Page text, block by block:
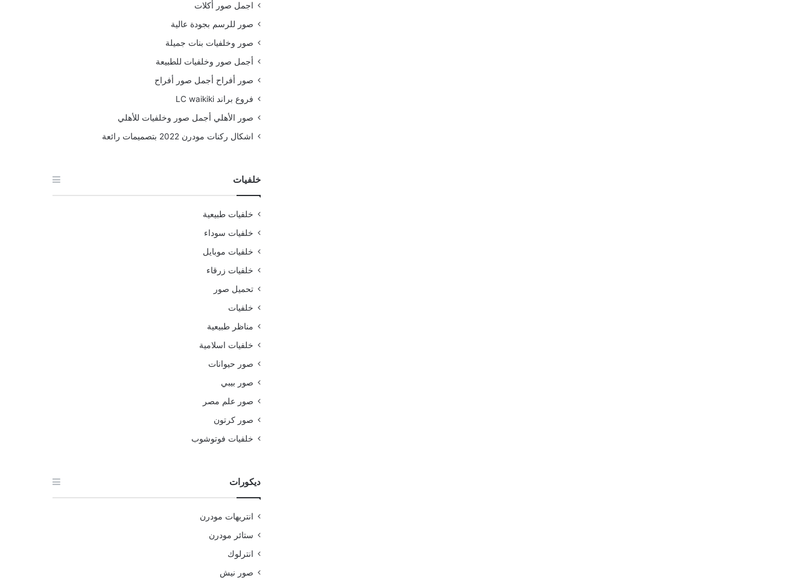
اجمل صور أكلات
صور للرسم بجودة عالية
صور وخلفيات بنات جميلة
أجمل صور وخلفيات للطبيعة
صور أفراح أجمل صور أفراح
فروع براند LC waikiki
صور الأهلي أجمل صور وخلفيات للأهلي
اشكال ركنات مودرن 2022 بتصميمات رائعة
خلفيات
خلفيات طبيعية
خلفيات سوداء
خلفيات موبايل
خلفيات زرقاء
تحميل صور
خلفيات
مناظر طبيعية
خلفيات اسلامية
صور حيوانات
صور بيبي
صور علم مصر
صور كرتون
خلفيات فوتوشوب
ديكورات
انتريهات مودرن
ستائر مودرن
انترلوك
صور نيش